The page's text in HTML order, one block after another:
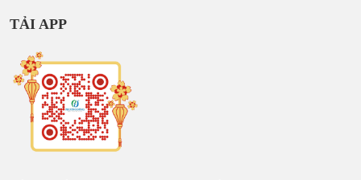
TẢI APP